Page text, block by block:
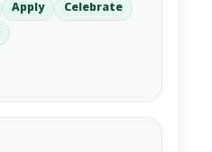
Apply
Celebrate